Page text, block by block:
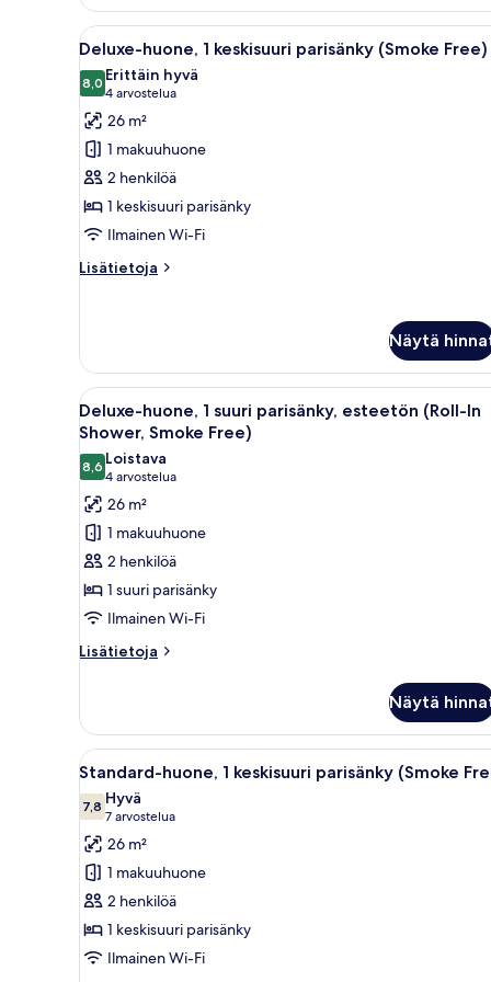
parisänky
(Smoke
Avaa
kaikki
huonetyypin
Deluxe-
huone,
keskisuuri
parisänky
(Smoke
Free)
Hotellihuone, jossa on suuri
5
Deluxe-huone, 1 keskisuuri parisänky (Smoke Free)
8,08,0 kautta 10
Erittäin hyvä
4 arvostelua
(4
arvostelua)
26 m²
1 makuuhuone
2 henkilöä
1 keskisuuri parisänky
Ilmainen Wi-Fi
Lisätietoja
Lisätietoja
keskisuuri
parisänky
(Smoke
Free)
Näytä
Avaa
kaikki
huonetyypin
Deluxe-
huone,
suuri
parisänky,
esteetön
(Roll-
In
Free)
kuvat
Hotellihuone, jossa on suuri
5
Deluxe-huone, 1 suuri parisänky, esteetön (Roll-In
Shower, Smoke Free)
8,68,6 kautta 10
Loistava
4 arvostelua
(4
arvostelua)
26 m²
1 makuuhuone
2 henkilöä
1 suuri parisänky
Ilmainen Wi-Fi
Lisätietoja
Lisätietoja
1
suuri
parisänky,
esteetön
(Roll-
Shower,
Smoke
Free)
Näytä
Avaa
kaikki
huonetyypin
Standard-
huone,
keskisuuri
parisänky
(Smoke
Hotellihuone, jossa on
10
Standard-huone, 1 keskisuuri parisänky (Smoke
7,87,8 kautta 10
Hyvä
7 arvostelua
(7
arvostelua)
26 m²
1 makuuhuone
2 henkilöä
1 keskisuuri parisänky
Ilmainen Wi-Fi